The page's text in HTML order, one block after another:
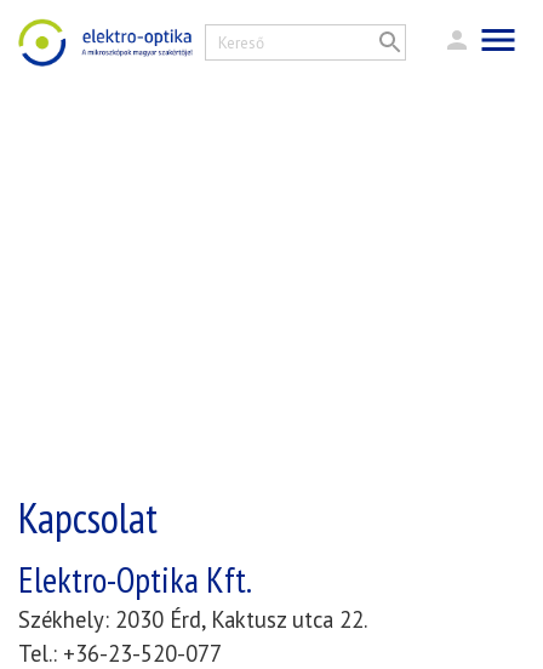
Kapcsolat
Elektro-Optika Kft.
Székhely: 2030 Érd, Kaktusz utca 22.
Tel.: +36-23-520-077